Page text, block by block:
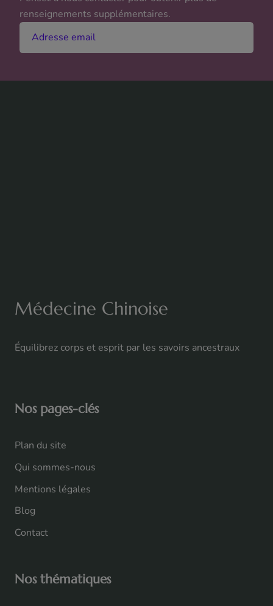
renseignements supplémentaires.
Adresse email
Médecine Chinoise
Équilibrez corps et esprit par les savoirs ancestraux
Nos pages-clés
Plan du site
Qui sommes-nous
Mentions légales
Blog
Contact
Nos thématiques